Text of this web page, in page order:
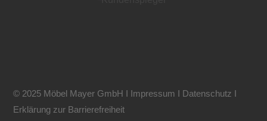
© 2025 Möbel Mayer GmbH I Impressum I Datenschutz I
Erklärung zur Barrierefreiheit